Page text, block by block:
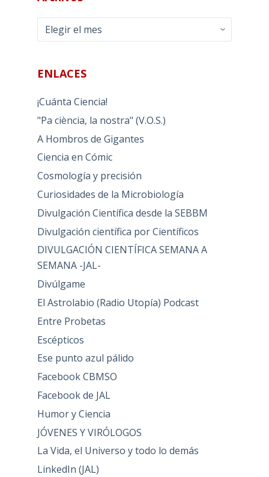
Archivos
ENLACES
¡Cuánta Ciencia!
"Pa ciència, la nostra" (V.O.S.)
A Hombros de Gigantes
Ciencia en Cómic
Cosmología y precisión
Curiosidades de la Microbiología
Divulgación Científica desde la SEBBM
Divulgación científica por Científicos
DIVULGACIÓN CIENTÍFICA SEMANA A
SEMANA -JAL-
Divúlgame
El Astrolabio (Radio Utopía) Podcast
Entre Probetas
Escépticos
Ese punto azul pálido
Facebook CBMSO
Facebook de JAL
Humor y Ciencia
JÓVENES Y VIRÓLOGOS
La Vida, el Universo y todo lo demás
LinkedIn (JAL)